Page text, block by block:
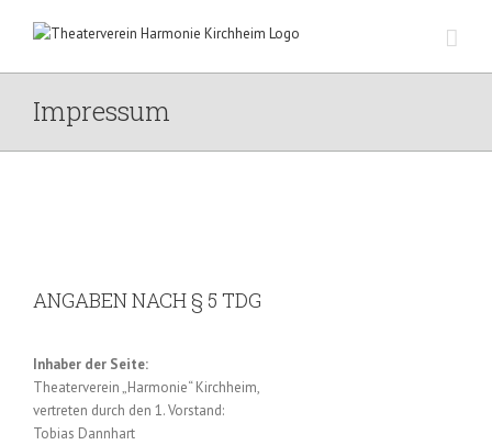
Impressum
ANGABEN NACH § 5 TDG
Inhaber der Seite:
Theaterverein „Harmonie“ Kirchheim,
vertreten durch den 1. Vorstand:
Tobias Dannhart